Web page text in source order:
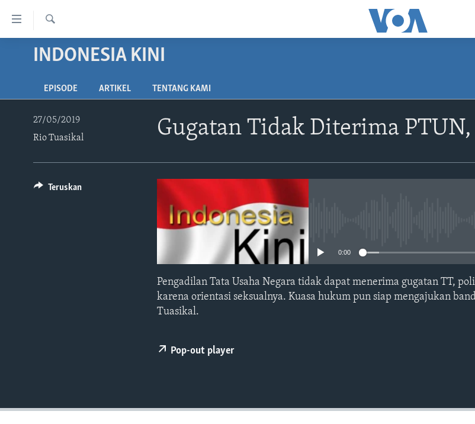
Akses
Konten
BERANDA
VIDEO
POLYGRAPH
DAFTAR PROGRAM
INDONESIA KINI
EPISODE ARTIKEL TENTANG KAMI
Gugatan Tidak Diterima
27/05/2019
Rio Tuasikal
0:00
Pengadilan Tata Usaha Negara tidak dapat menerima gugatan TT,
karena orientasi seksualnya. Kuasa hukum pun siap mengajukan
Tuasikal.
Pop-out player
Teruskan